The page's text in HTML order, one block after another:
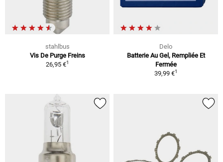
stahlbus
Vis De Purge Freins
26,95 €1
Delo
Batterie Au Gel, Rempliée Et
Fermée
39,99 €1